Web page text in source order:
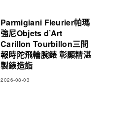
Parmigiani Fleurier帕瑪
強尼Objets d’Art
Carillon Tourbillon三問
報時陀飛輪腕錶 彰顯精湛
製錶造詣
2026-08-03